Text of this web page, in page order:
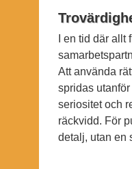
I en tid där
Att använda
spridas
seriositet och
räckvidd. För
detalj, utan en